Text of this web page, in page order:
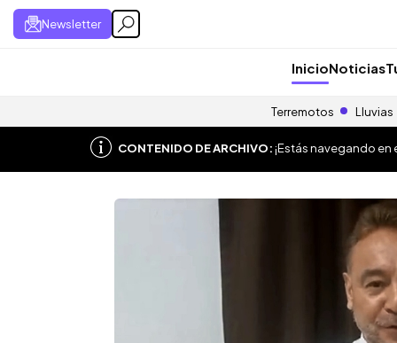
Newsletter
InicioNoticias
Terremotos Lluvias
CONTENIDO DE ARCHIVO:¡Estás navegando en